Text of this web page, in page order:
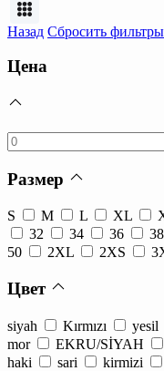
Назад Сбросить фильтры
Цена
Размер
S M L XL
32
34 36 38
50
2XL 2XS
Цвет
siyah Kırmızı yesil
mor
EKRU/SİYAH
haki
sari kirmizi